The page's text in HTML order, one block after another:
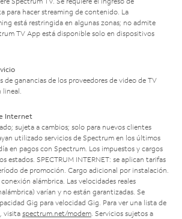
para hacer streaming de contenido. La
está restringida en algunas zonas; no admite
TV App está disponible solo en dispositivos
de ganancias de los proveedores de video de TV
lineal.
Internet
sujeta a cambios; solo para nuevos clientes
utilizado servicios de Spectrum en los últimos
en pagos con Spectrum. Los impuestos y cargos
estados. SPECTRUM INTERNET: se aplican tarifas
de promoción. Cargo adicional por instalación.
alámbrica. Las velocidades reales
varían y no están garantizadas. Se
Gig para velocidad Gig. Para ver una lista de
visita spectrum.net/modem. Servicios sujetos a